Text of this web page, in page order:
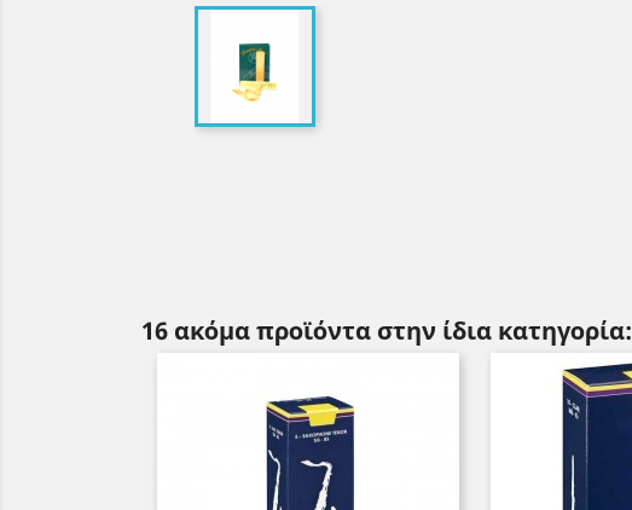
16 ακόμα προϊόντα στην ίδια κατηγορία: